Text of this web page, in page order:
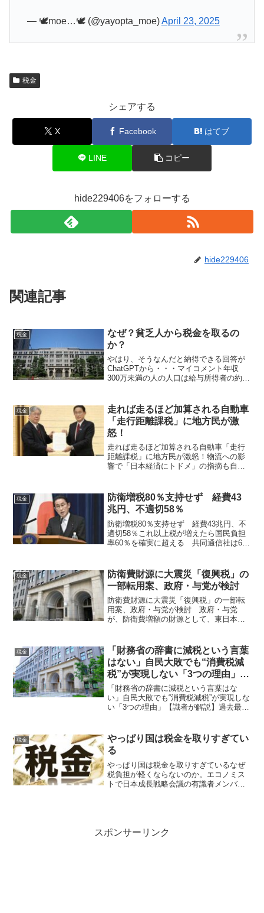
— 🕊️moe…🕊 (@yayopta_moe)April 23, 2025
税金
シェアする
X Facebook はてブ
LINE コピー
hide229406をフォローする
hide229406
関連記事
税金
なぜ？貧乏人から税金を取るの
か？
やはり、そうなんだと納得できる回答が
ChatGPTから・・・マイコメント年収
300万未満の人の人口は給与所得者の約
万円以下との人の生活は最近の物価上昇
によってかな...
税金
走れば走るほど加算される自動車
「走行距離課税」に地方民が激
怒！
走れば走るほど加算される自動車「走行
距離課税」に地方民が激怒！物流への影
響で「日本経済にトドメ」の指摘も自動
26日、政府の税制調査会は、自動車税制
の見直しに着手。その...
税金
防衛増税80％支持せず 経費43
兆円、不適切58％
防衛増税80％支持せず 経費43兆円、不
適切58％これ以上税が増えたら国民負担
率60％を確実に超える 共同通信社は6
した防衛力強化のための増税方針につい
て「支持する」は...
税金
防衛費財源に大震災「復興税」の
一部転用案、政府・与党が検討
防衛費財源に大震災「復興税」の一部転
用案、政府・与党が検討 政府・与党
が、防衛費増額の財源として、東日本大
ていることがわかった。法人税の増税に
よって７０００億～８０００...
税金
「財務省の辞書に減税という言葉
はない」自民大敗でも“消費税減
税”が実現しない「3つの理由」
【識者が解説】
「財務省の辞書に減税という言葉はな
い」自民大敗でも“消費税減税”が実現しな
い「3つの理由」【識者が解説】過去最高
に、税金の放漫な使い方が後を絶ちませ
ん。7月の参議院議員...
税金
やっぱり国は税金を取りすぎてい
る
やっぱり国は税金を取りすぎているなぜ
税負担が軽くならないのか。エコノミス
トで日本成長戦略会議の有識者メンバー
スポンサーリンク